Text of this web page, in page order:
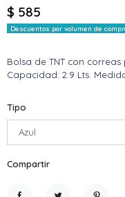
$ 585
Descuentos por volumen de
Bolsa de TNT con
Capacidad: 2.9 Lts.
Tipo
Compartir